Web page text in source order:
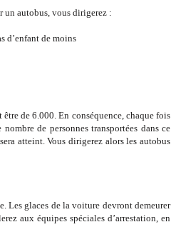
autobus, vous dirigerez :
d’enfant de moins
de 6.000. En conséquence, chaque fois
de personnes transportées dans ce
atteint. Vous dirigerez alors les autobus
glaces de la voiture devront demeurer
aux équipes spéciales d’arrestation, en